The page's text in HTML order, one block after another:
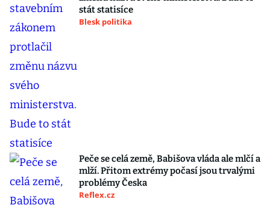
stát statisíce
Blesk politika
Peče se celá země, Babišova vláda ale mlčí a
mlží. Přitom extrémy počasí jsou trvalými
problémy Česka
Reflex.cz